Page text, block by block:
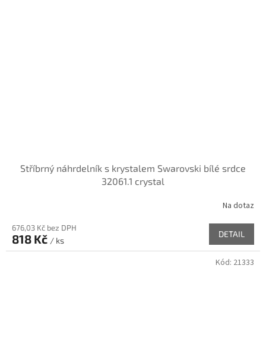
Stříbrný náhrdelník s krystalem Swarovski bílé srdce
32061.1 crystal
Na dotaz
676,03 Kč bez DPH
818 Kč / ks
DETAIL
Kód: 21333